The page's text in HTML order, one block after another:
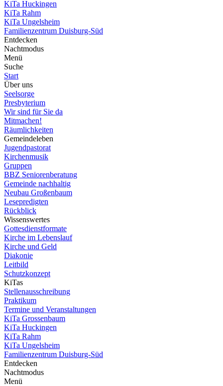
KiTa Huckingen
KiTa Rahm
KiTa Ungelsheim
Familienzentrum Duisburg-Süd
Entdecken
Nachtmodus
Menü
Suche
Start
Über uns
Seelsorge
Presbyterium
Wir sind für Sie da
Mitmachen!
Räumlichkeiten
Gemeindeleben
Jugendpastorat
Kirchenmusik
Gruppen
BBZ Seniorenberatung
Gemeinde nachhaltig
Neubau Großenbaum
Lesepredigten
Rückblick
Wissenswertes
Gottesdienstformate
Kirche im Lebenslauf
Kirche und Geld
Diakonie
Leitbild
Schutzkonzept
KiTas
Stellenausschreibung
Praktikum
Termine und Veranstaltungen
KiTa Grossenbaum
KiTa Huckingen
KiTa Rahm
KiTa Ungelsheim
Familienzentrum Duisburg-Süd
Entdecken
Nachtmodus
Menü